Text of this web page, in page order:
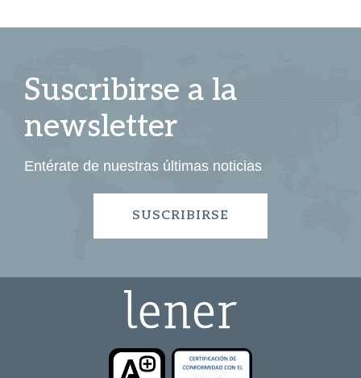
Suscribirse a la
newsletter
Entérate de nuestras últimas noticias
SUSCRIBIRSE